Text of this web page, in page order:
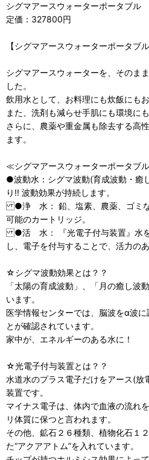
シグマアースウォーターポータブル
定価：327800円
【シグマアースウォーターポータブ
シグマアースウォーターを、そのま
した。
飲用水として、お料理にも炊飯にもお
また、洗剤も減らせ手肌にも環境に
さらに、農薬や重金属も除去する高
ます。
≪シグマアースウォーターポータブ
●波動水：シグマ波動(育成波動・
り!! 波動効果が持続します。
●浄 水： 鉛、塩素、農薬、ゴミ
可能のカートリッジ。
●活 水： 『光電子付与装置』水を
し、電子を付与することで、活力の
☆シグマ波動効果とは？？
「太陽の育成波動」、「月の癒し波
います。
医学情報センターでは、脳波をα波
とが確認されています。
家中が、エネルギーのある水に！
☆光電子付与装置とは？？
水道水のプラス電子だけをアース(放
装置です。
マイナス電子は、体内で血液の流れ
リ体質に保つと言われます。
その他、鉱石２６種類、植物化石１
た“アクアアトム”を入れています。